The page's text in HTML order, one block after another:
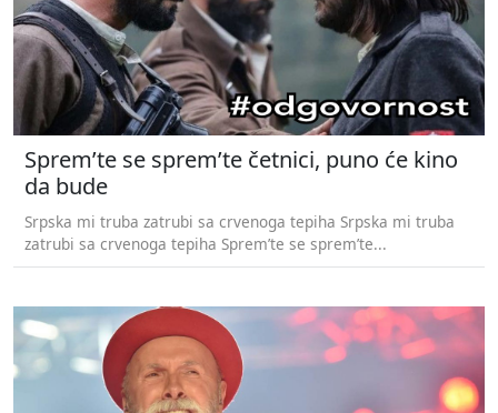
Sprem’te se sprem’te četnici, puno će kino
da bude
Srpska mi truba zatrubi sa crvenoga tepiha Srpska mi truba
zatrubi sa crvenoga tepiha Sprem’te se sprem’te...